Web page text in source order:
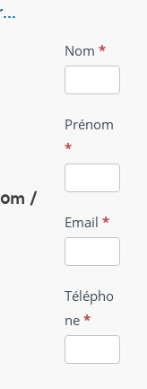
/
Formulaire
contact
Nom*
Prénom
*
Email*
Télépho
ne*